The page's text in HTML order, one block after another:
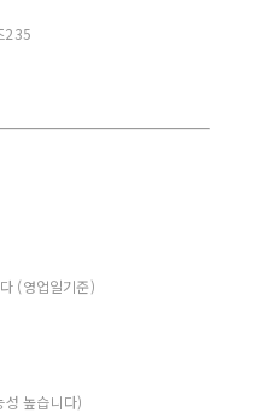
235
(영업일기준)
높습니다)